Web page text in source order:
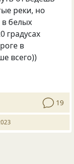
реки, но
белых
градусах
в
всего))
19